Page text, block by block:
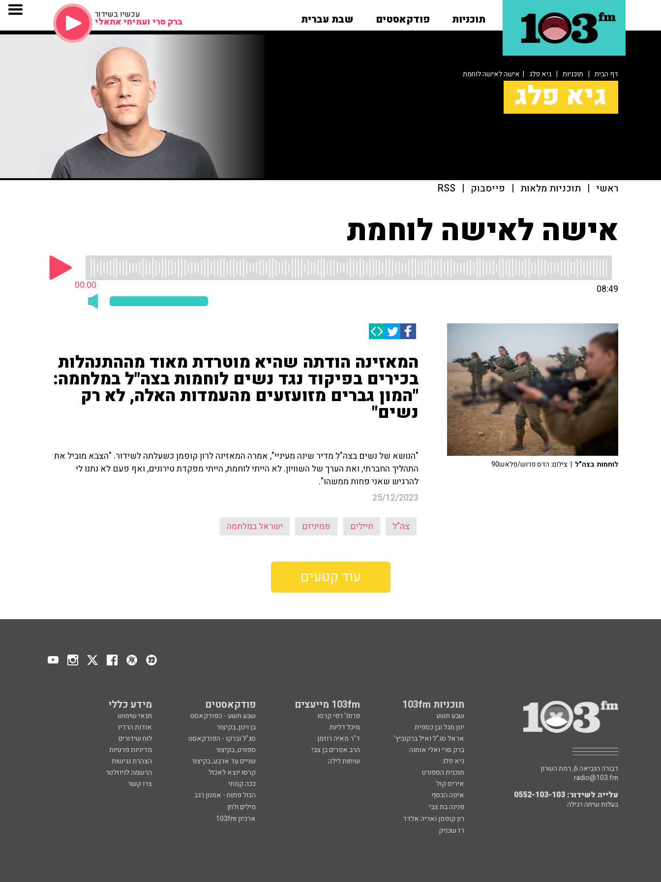
תוכניות פודקאסטים שבת עברית עכשיו בשידור
ברק סרי ועמיחי אתאלי
דף הבית | תוכניות | גיא פלג | אישה לאישה לוחמת
גיא פלג
ראשי | תוכניות מלאות | פייסבוק |
RSS
אישה לאישה לוחמת
00:00 08:49
המאזינה הודתה שהיא מוטרדת מאוד מההתנהלות
בכירים בפיקוד נגד נשים לוחמות בצה"ל במלחמה:
"המון גברים מזועזעים מהעמדות האלה, לא רק
נשים"
"הנושא של נשים בצה"ל מדיר שינה מעיניי", אמרה המאזינה לרון קופמן כשעלתה לשידור. "הצבא מוביל את
התהליך החברתי, ואת הערך של השוויון. לא הייתי לוחמת, הייתי מפקדת טירונים, ואף פעם לא נתנו לי
להרגיש שאני פחות ממשהו".
25/12/2023
צה"ל חיילים פמיניזם ישראל במלחמה
לוחמות בצה"ל | צילום: הדס פרוש/פלאש90
עוד קטעים
תוכניות 103fm 103fm מייעצים פודקאסטים מידע כללי
שבע תשע פרופ' רפי קרסו שבע תשע - הפודקאסט
תנאי שימוש
ינון מגל ובן כספית
מיכל דליות בן וינון, בקיצור
אודות הרדיו
אראל סג"ל ואיל ברקוביץ'
ד"ר מאיה רוזמן סג"ל וברקו - הפודקאסט
לוח שידורים
ברק סרי ואלי אוחנה
הרב אפרים בן צבי ספורט, בקיצור
מדיניות פרטיות
גיא פלג
שיחות לילה שניים עד ארבע, בקיצור
הצהרת נגישות
תוכנית הספורט
קרסו יוצא לאכול
הרשמה לניוזלטר
איריס קול
ככה קמתי
צרו קשר
איפה הכסף
הכול פתוח - אמנון רגב
פנינה בת צבי
מילים ולחן
רון קופמן ואריה אלדד
ארכיון 103fm
רז שכניק
דבורה הנביאה 6, רמת השרון
radio@103.fm
עלייה לשידור: 0552-103-103
בעלות שיחה רגילה